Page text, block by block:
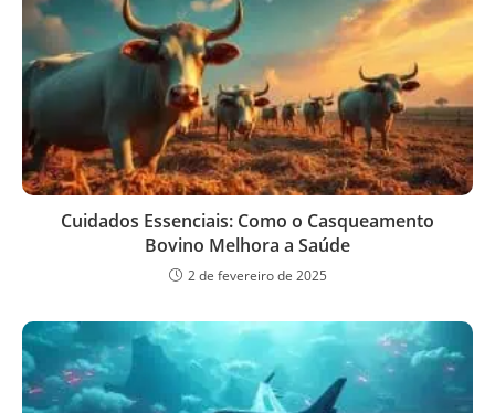
Cuidados Essenciais: Como o Casqueamento
Bovino Melhora a Saúde
2 de fevereiro de 2025